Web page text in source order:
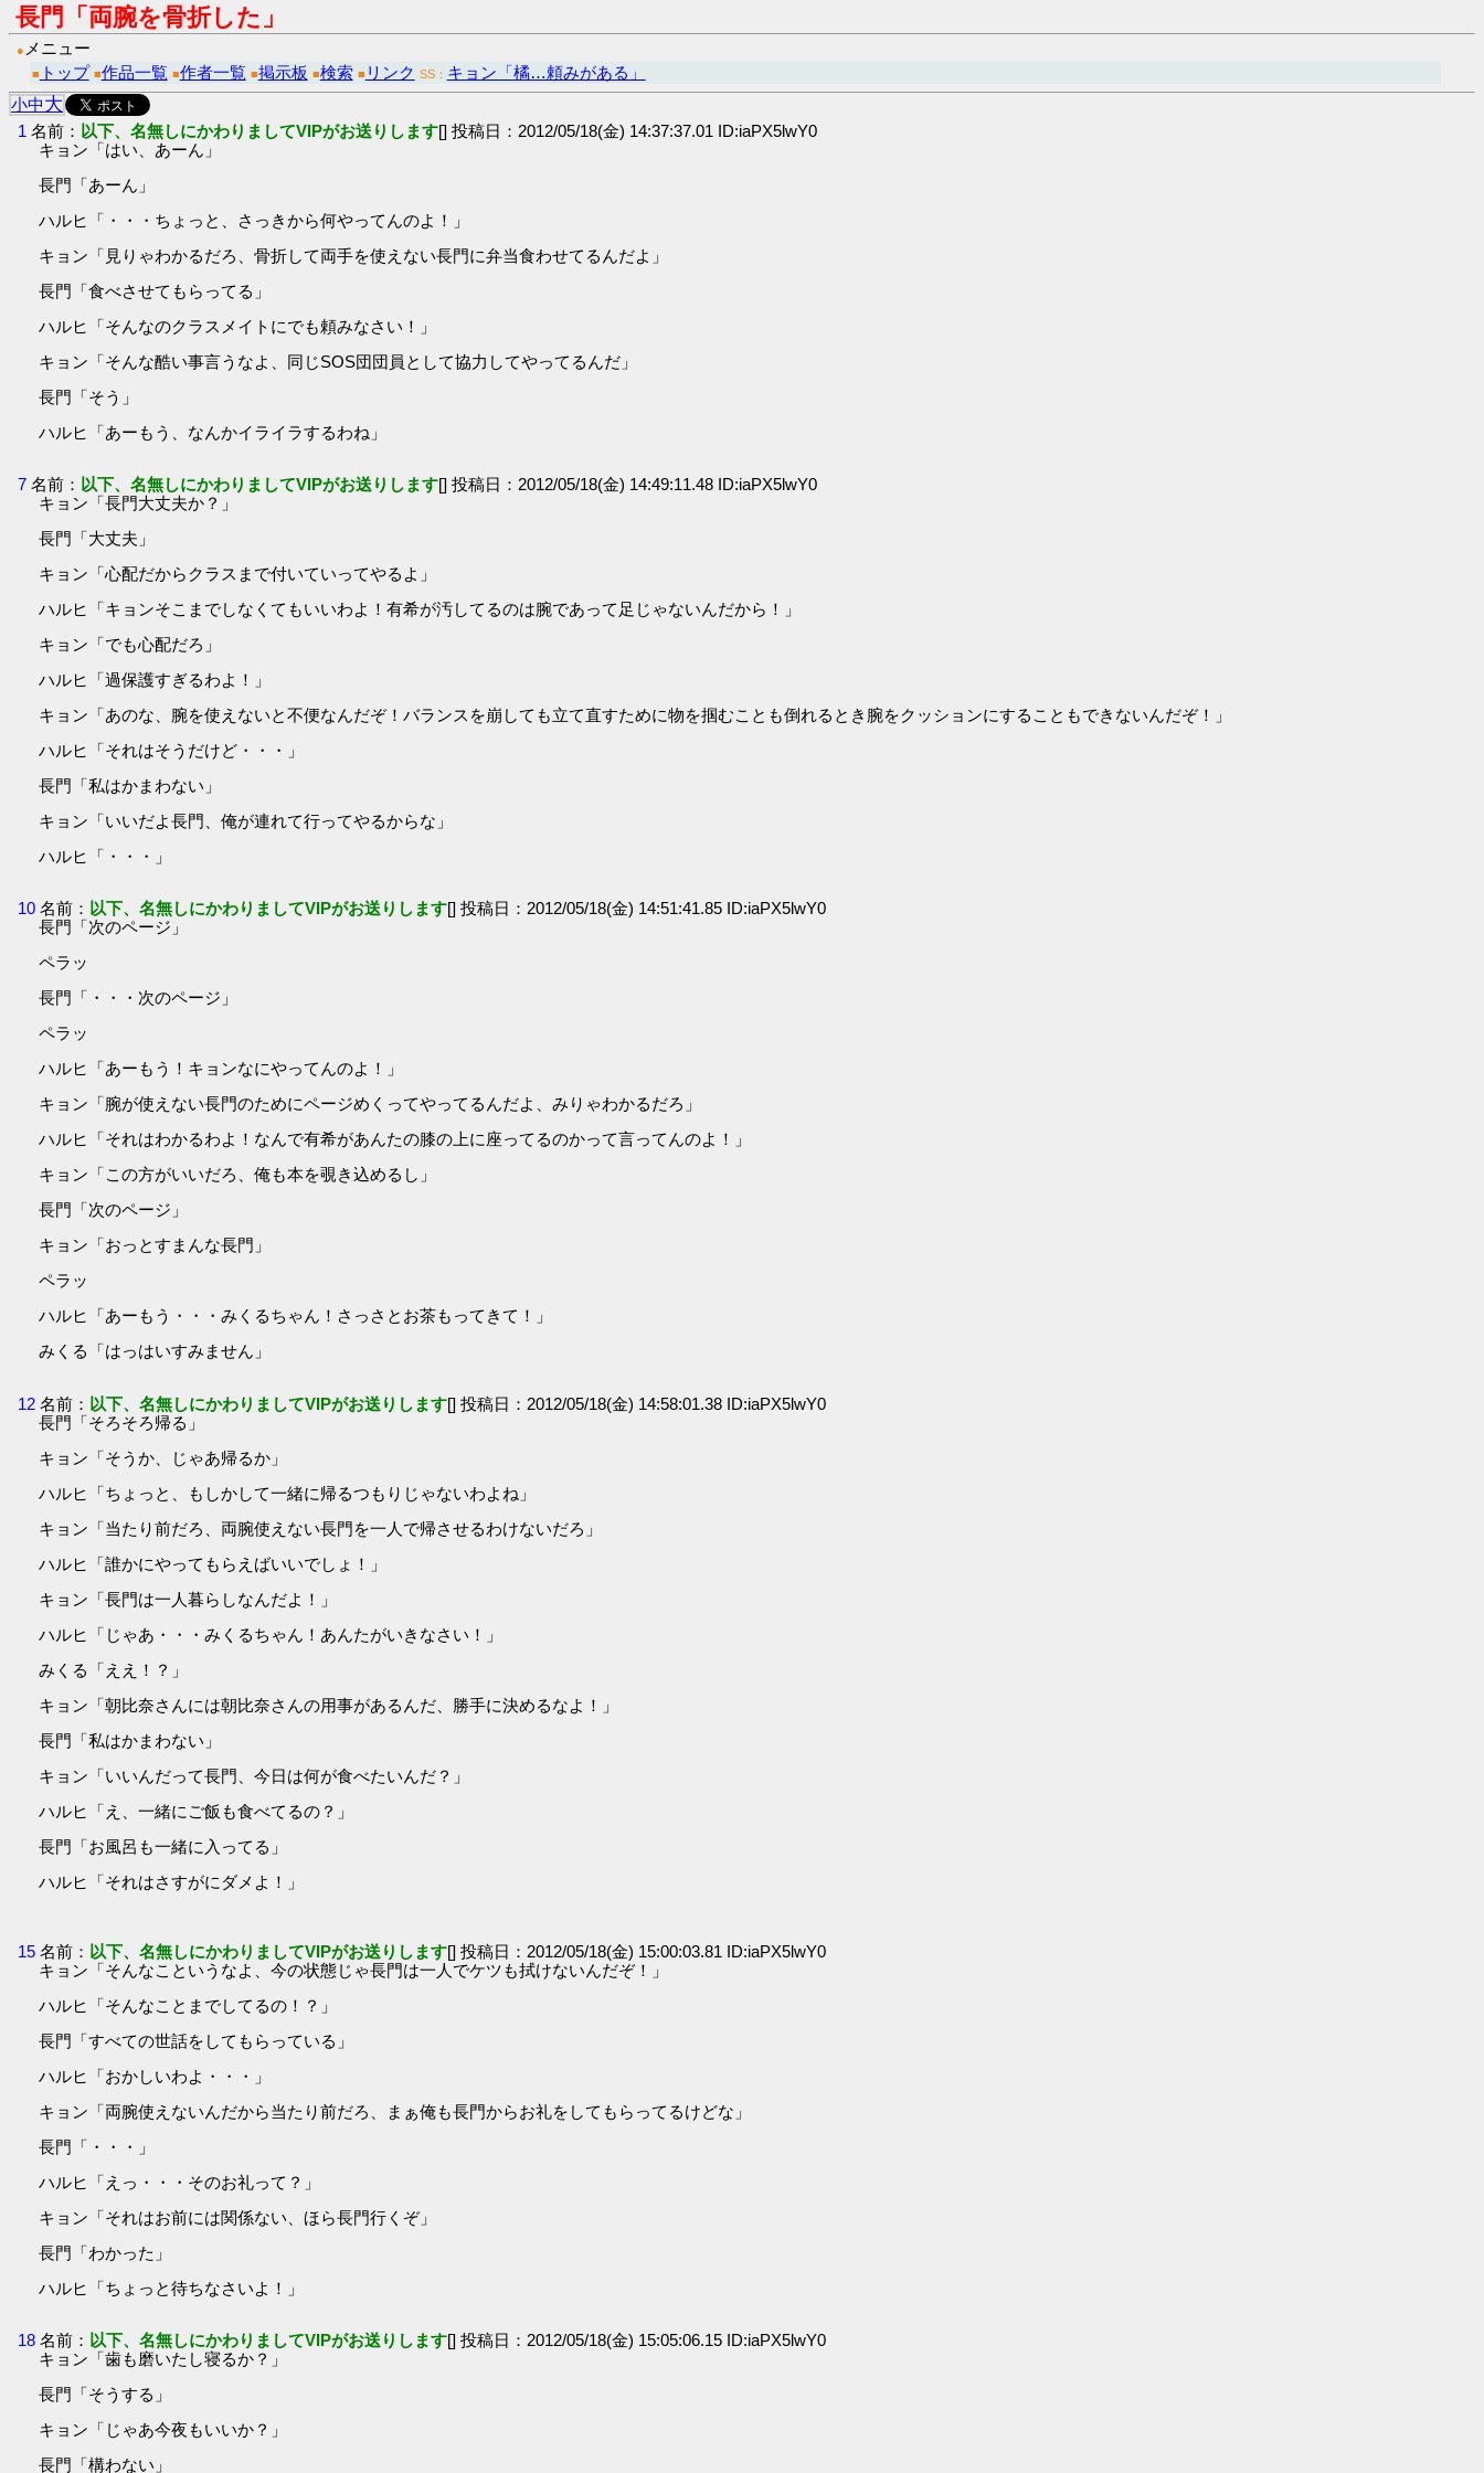
長門「両腕を骨折した」
● メニュー
■ トップ ■作品一覧 ■作者一覧 ■掲示板 ■検索 ■ リンク SS： キョン「橘…頼みがある」
小中大
1 名前： 以下、名無しにかわりましてVIPがお送りします[] 投稿日：2012/05/18(金) 14:37:37.01 ID:iaPX5lwY0
キョン「はい、あーん」
長門「あーん」
ハルヒ「・・・ちょっと、さっきから何やってんのよ！」
キョン「見りゃわかるだろ、骨折して両手を使えない長門に弁当食わせてるんだよ」
長門「食べさせてもらってる」
ハルヒ「そんなのクラスメイトにでも頼みなさい！」
キョン「そんな酷い事言うなよ、同じSOS団団員として協力してやってるんだ」
長門「そう」
ハルヒ「あーもう、なんかイライラするわね」
7 名前： 以下、名無しにかわりましてVIPがお送りします[] 投稿日：2012/05/18(金) 14:49:11.48 ID:iaPX5lwY0
キョン「長門大丈夫か？」
長門「大丈夫」
キョン「心配だからクラスまで付いていってやるよ」
ハルヒ「キョンそこまでしなくてもいいわよ！有希が汚してるのは腕であって足じゃないんだから！」
キョン「でも心配だろ」
ハルヒ「過保護すぎるわよ！」
キョン「あのな、腕を使えないと不便なんだぞ！バランスを崩しても立て直すために物を掴むことも倒れるとき腕をクッションにすることもできないんだぞ！」
ハルヒ「それはそうだけど・・・」
長門「私はかまわない」
キョン「いいだよ長門、俺が連れて行ってやるからな」
ハルヒ「・・・」
10 名前： 以下、名無しにかわりましてVIPがお送りします[] 投稿日：2012/05/18(金) 14:51:41.85 ID:iaPX5lwY0
長門「次のページ」
ペラッ
長門「・・・次のページ」
ペラッ
ハルヒ「あーもう！キョンなにやってんのよ！」
キョン「腕が使えない長門のためにページめくってやってるんだよ、みりゃわかるだろ」
ハルヒ「それはわかるわよ！なんで有希があんたの膝の上に座ってるのかって言ってんのよ！」
キョン「この方がいいだろ、俺も本を覗き込めるし」
長門「次のページ」
キョン「おっとすまんな長門」
ペラッ
ハルヒ「あーもう・・・みくるちゃん！さっさとお茶もってきて！」
みくる「はっはいすみません」
12 名前： 以下、名無しにかわりましてVIPがお送りします[] 投稿日：2012/05/18(金) 14:58:01.38 ID:iaPX5lwY0
長門「そろそろ帰る」
キョン「そうか、じゃあ帰るか」
ハルヒ「ちょっと、もしかして一緒に帰るつもりじゃないわよね」
キョン「当たり前だろ、両腕使えない長門を一人で帰させるわけないだろ」
ハルヒ「誰かにやってもらえばいいでしょ！」
キョン「長門は一人暮らしなんだよ！」
ハルヒ「じゃあ・・・みくるちゃん！あんたがいきなさい！」
みくる「ええ！？」
キョン「朝比奈さんには朝比奈さんの用事があるんだ、勝手に決めるなよ！」
長門「私はかまわない」
キョン「いいんだって長門、今日は何が食べたいんだ？」
ハルヒ「え、一緒にご飯も食べてるの？」
長門「お風呂も一緒に入ってる」
ハルヒ「それはさすがにダメよ！」
15 名前： 以下、名無しにかわりましてVIPがお送りします[] 投稿日：2012/05/18(金) 15:00:03.81 ID:iaPX5lwY0
キョン「そんなこというなよ、今の状態じゃ長門は一人でケツも拭けないんだぞ！」
ハルヒ「そんなことまでしてるの！？」
長門「すべての世話をしてもらっている」
ハルヒ「おかしいわよ・・・」
キョン「両腕使えないんだから当たり前だろ、まぁ俺も長門からお礼をしてもらってるけどな」
長門「・・・」
ハルヒ「えっ・・・そのお礼って？」
キョン「それはお前には関係ない、ほら長門行くぞ」
長門「わかった」
ハルヒ「ちょっと待ちなさいよ！」
18 名前： 以下、名無しにかわりましてVIPがお送りします[] 投稿日：2012/05/18(金) 15:05:06.15 ID:iaPX5lwY0
キョン「歯も磨いたし寝るか？」
長門「そうする」
キョン「じゃあ今夜もいいか？」
長門「構わない」